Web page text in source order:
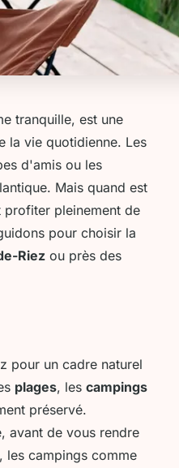
tranquille, est une
la vie quotidienne. Les
d'amis ou les
Mais quand est
profiter pleinement de
pour choisir la
Riez ou près des
pour un cadre naturel
plages, les campings
préservé.
avant de vous rendre
les campings comme